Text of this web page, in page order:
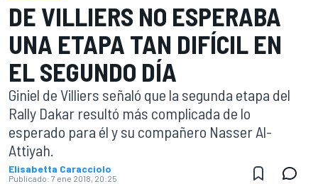
DE VILLIERS NO ESPERABA
UNA ETAPA TAN DIFÍCIL EN
EL SEGUNDO DÍA
Giniel de Villiers señaló que la segunda etapa del
Rally Dakar resultó más complicada de lo
esperado para él y su compañero Nasser Al-
Attiyah.
Elisabetta Caracciolo
Publicado: 7 ene 2018, 20:25